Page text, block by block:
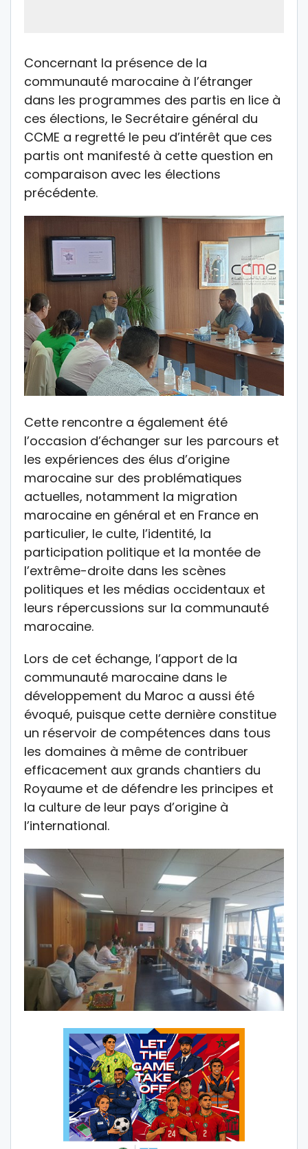
Concernant la présence de la
communauté marocaine à l’étranger
dans les programmes des partis en lice à
ces élections, le Secrétaire général du
CCME a regretté le peu d’intérêt que ces
partis ont manifesté à cette question en
comparaison avec les élections
précédente.
Cette rencontre a également été
l’occasion d’échanger sur les parcours et
les expériences des élus d’origine
marocaine sur des problématiques
actuelles, notamment la migration
marocaine en général et en France en
particulier, le culte, l’identité, la
participation politique et la montée de
l’extrême-droite dans les scènes
politiques et les médias occidentaux et
leurs répercussions sur la communauté
marocaine.
Lors de cet échange, l’apport de la
communauté marocaine dans le
développement du Maroc a aussi été
évoqué, puisque cette dernière constitue
un réservoir de compétences dans tous
les domaines à même de contribuer
efficacement aux grands chantiers du
Royaume et de défendre les principes et
la culture de leur pays d’origine à
l’international.